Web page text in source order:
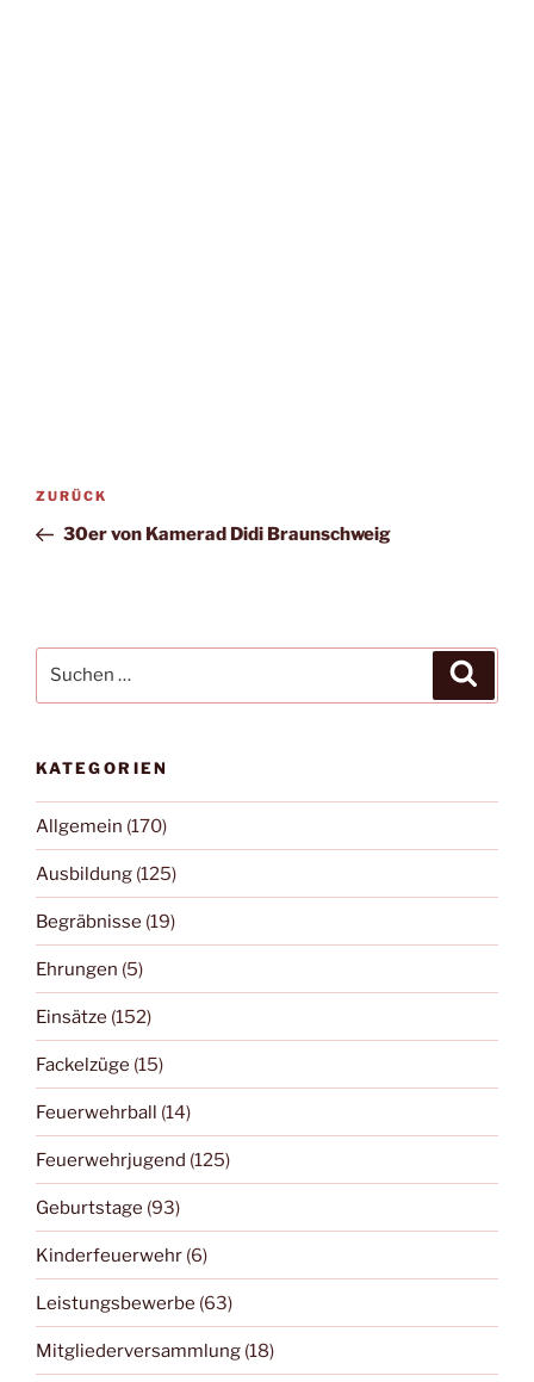
Beitragsnavigation
Vorheriger
Beitrag
ZURÜCK
30er von Kamerad Didi Braunschweig
nach:
KATEGORIEN
Allgemein (170)
Ausbildung (125)
Begräbnisse (19)
Ehrungen (5)
Einsätze (152)
Fackelzüge (15)
Feuerwehrball (14)
Feuerwehrjugend (125)
Geburtstage (93)
Kinderfeuerwehr (6)
Leistungsbewerbe (63)
Mitgliederversammlung (18)